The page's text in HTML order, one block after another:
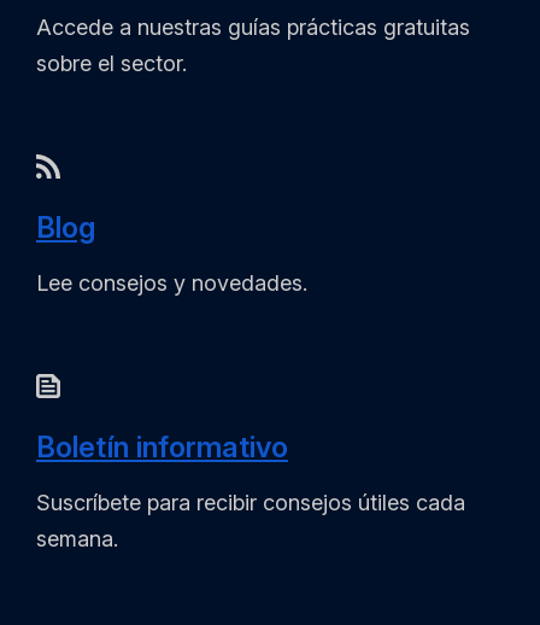
Accede a nuestras guías prácticas gratuitas
sobre el sector.
Blog
Lee consejos y novedades.
Boletín informativo
Suscríbete para recibir consejos útiles cada
semana.